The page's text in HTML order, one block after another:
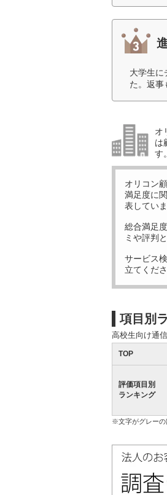
大学生に
た。返事
オ
は
す。
オリコン
満足度に
表していま
総合満足
ミや評判
サービス
立てくださ
項目別
高校生向け通
TOP
評価項目別
ランキング
※文字がグレーの